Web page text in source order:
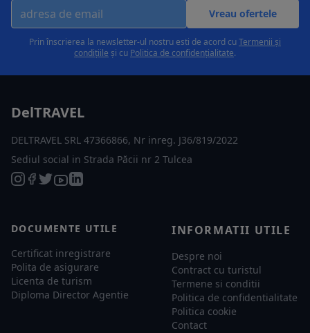
Vreau ofertele
Prin înscrierea la newsletter-ul nostru esti de acord cuTermenii și
condițiile și cu Politica de confidențialitate.
DelTRAVEL
DELTRAVEL SRL 47366866, Nr inreg. J36/819/2022
Sediul social in Strada Păcii nr 2 Tulcea
DOCUMENTE UTILE
Certificat inregistrare
Polita de asigurare
Licenta de turism
Diploma Director Agentie
INFORMATII UTILE
Despre noi
Contract cu turistul
Termene si conditii
Politica de confidentialitate
Politica cookie
Contact